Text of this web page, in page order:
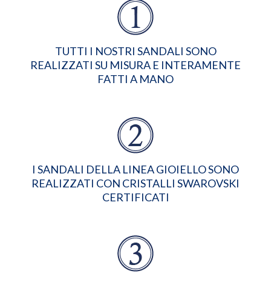
TUTTI I NOSTRI SANDALI SONO
REALIZZATI SU MISURA E INTERAMENTE
FATTI A MANO
I SANDALI DELLA LINEA GIOIELLO SONO
REALIZZATI CON CRISTALLI SWAROVSKI
CERTIFICATI